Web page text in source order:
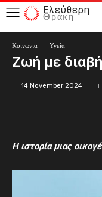
Ελεύθερη
Θράκη
Κοινωνια Υγεία
Ζωή με
14 November 2024
Η ιστορία μιας